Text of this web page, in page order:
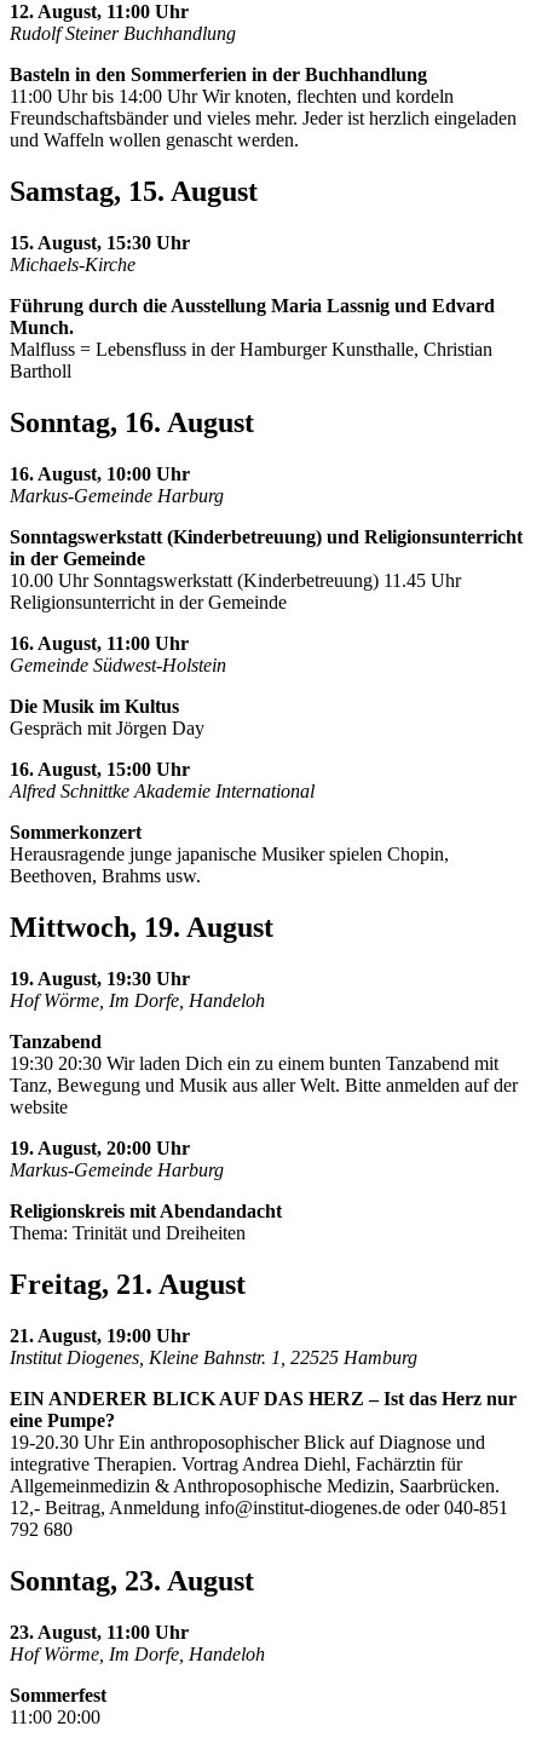
12. August, 11:00 Uhr
Rudolf Steiner Buchhandlung
Basteln in den Sommerferien in der Buchhandlung
11:00 Uhr bis 14:00 Uhr Wir knoten, flechten und kordeln
Freundschaftsbänder und vieles mehr. Jeder ist herzlich eingeladen
und Waffeln wollen genascht werden.
Samstag, 15. August
15. August, 15:30 Uhr
Michaels-Kirche
Führung durch die Ausstellung Maria Lassnig und Edvard
Munch.
Malfluss = Lebensfluss in der Hamburger Kunsthalle, Christian
Bartholl
Sonntag, 16. August
16. August, 10:00 Uhr
Markus-Gemeinde Harburg
Sonntagswerkstatt (Kinderbetreuung) und Religionsunterricht
in der Gemeinde
10.00 Uhr Sonntagswerkstatt (Kinderbetreuung) 11.45 Uhr
Religionsunterricht in der Gemeinde
16. August, 11:00 Uhr
Gemeinde Südwest-Holstein
Die Musik im Kultus
Gespräch mit Jörgen Day
16. August, 15:00 Uhr
Alfred Schnittke Akademie International
Sommerkonzert
Herausragende junge japanische Musiker spielen Chopin,
Beethoven, Brahms usw.
Mittwoch, 19. August
19. August, 19:30 Uhr
Hof Wörme, Im Dorfe, Handeloh
Tanzabend
19:30 20:30 Wir laden Dich ein zu einem bunten Tanzabend mit
Tanz, Bewegung und Musik aus aller Welt. Bitte anmelden auf der
website
19. August, 20:00 Uhr
Markus-Gemeinde Harburg
Religionskreis mit Abendandacht
Thema: Trinität und Dreiheiten
Freitag, 21. August
21. August, 19:00 Uhr
Institut Diogenes, Kleine Bahnstr. 1, 22525 Hamburg
EIN ANDERER BLICK AUF DAS HERZ – Ist das Herz nur
eine Pumpe?
19-20.30 Uhr Ein anthroposophischer Blick auf Diagnose und
integrative Therapien. Vortrag Andrea Diehl, Fachärztin für
Allgemeinmedizin & Anthroposophische Medizin, Saarbrücken.
12,- Beitrag, Anmeldung info@institut-diogenes.de oder 040-851
792 680
Sonntag, 23. August
23. August, 11:00 Uhr
Hof Wörme, Im Dorfe, Handeloh
Sommerfest
11:00 20:00